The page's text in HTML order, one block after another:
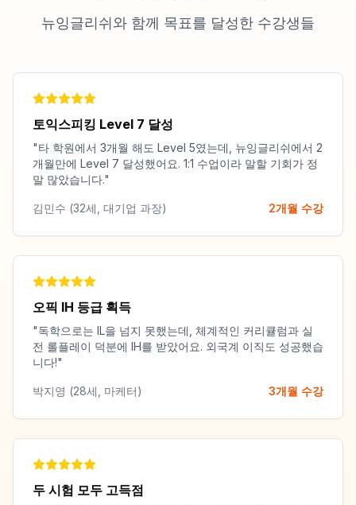
뉴잉글리쉬와 함께 목표를 달성한 수강생들
토익스피킹 Level 7 달성
"타 학원에서 3개월 해도 Level 5였는데, 뉴잉글리쉬에서 2
개월만에 Level 7 달성했어요. 1:1 수업이라 말할 기회가 정
말 많았습니다."
김민수 (32세, 대기업 과장) 2개월 수강
오픽 IH 등급 획득
"독학으로는 IL을 넘지 못했는데, 체계적인 커리큘럼과 실
전 롤플레이 덕분에 IH를 받았어요. 외국계 이직도 성공했습
니다!"
박지영 (28세, 마케터) 3개월 수강
두 시험 모두 고득점